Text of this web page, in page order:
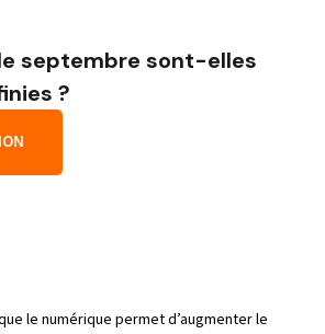
septembre sont-elles
?
le numérique permet d’augmenter le